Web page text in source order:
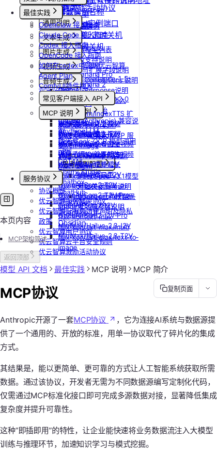
修改实例名称
更新Pod实例端口
设置/更新定时关机
取消定时关机
提现规则
查看账单
开具发票
优云智算激励活动协议
套餐用量统计
客户端接入
OpenClaw 云端服务
快速开始
通用说明
认证鉴权
错误码
文本生成
如何获取模型列表
模型协议支持说明
API支持与扩展字段说明
OpenAI-Completions 说明
OpenAI-Response说明
Embeddings 向量嵌入
Gemini 快速开始
Claude (Anthropic) 兼容说
明
DeepSeek-OCR 模型调用
示例
思考模型配置
DeepSeek V3.1模型
开启关闭思考说明
Doubao豆包模型思
考功能参数说明
图片生成
Nano Banana
Nano Banana Pro
Nano Banana 2
gpt-image-1
gpt-image-1.5
gpt-image-2
doubao-seedream
Qwen-Image-Edit
Qwen-Image
stepfun-ai/step1x-edit
flux.1-dev
flux-kontext-pro
flux-kontext-pro/multi
flux-kontext-pro/text-to-
image
flux-kontext-max
flux-kontext-max/multi
flux-kontext-max/text-to-
image
视频生成
doubao-seedance-1-5-
pro
doubao-seedance-2-0
Vidu 系列
Vidu/文生视频
Vidu/图生视频
Vidu/参考图生视频
Vidu/首尾帧生视频
Vidu/视频延长
Vidu/对口型
Wan-AI/Wan2.2-I2V
Wan-AI/Wan2.2-T2V
Wan-AI/Wan2.5-I2V
Wan-AI/Wan2.5-T2V
Wan-AI/Wan2.6-I2V
Wan-AI/Wan2.6-T2V
OpenAI/Sora2-T2V
OpenAI/Sora2-T2V-Pro
OpenAI/Sora2-I2V
OpenAI/Sora2-I2V-Pro
MiniMax/Hailuo-2.3-I2V
MiniMax/Hailuo-2.3-T2V
音频生成
IndexTTS
自定义音色
IndexTeam/IndexTTS 扩
展参数
suno音乐生成
MiniMax/speech-hd
通义千问 Qwen-TTS
常见问题答疑
最佳实践
OpenClaw 接入指南
Claude Code 接入指南
Codex 接入指南
OpenCode 接入指南
如何在codex中调用优云智算
Agent Plan
ComfyUI插件接入
常见客户端接入 API
Dify
RAGFlow
AnythingLLM
纳米AI
n8n
GPT4All
Cherry Studio
Chatbox
ChatHub
ChatWise
OpenWeb UI
Obsidian
MCP 说明
MCP 简介
通过 CLINE 接入 MCP 服
务
通过 UCloud API 实现
MCP Client
服务协议
协议概览
优云智算服务框架协议
优云智算云服务法律声明及隐私
政策
优云智算用户协议
优云智算云平台安全规则
优云智算激励活动协议
本页内容
MCP架构简述
返回顶部
模型 API 文档 最佳实践 MCP 说明 MCP 简介
复制页面
MCP协议
Anthropic开源了一套MCP协议
，它为连接AI系统与数据源提
供了一个通用的、开放的标准，用单一协议取代了碎片化的集成
方式。
其结果是，能以更简单、更可靠的方式让人工智能系统获取所需
数据。通过该协议，开发者无需为不同数据源编写定制化代码，
仅需通过MCP标准化接口即可完成多源数据对接，显著降低集成
复杂度并提升可靠性。
这种”即插即用”的特性，让企业能快速将业务数据流注入大模型
训练与推理环节，加速知识学习与模式挖掘。